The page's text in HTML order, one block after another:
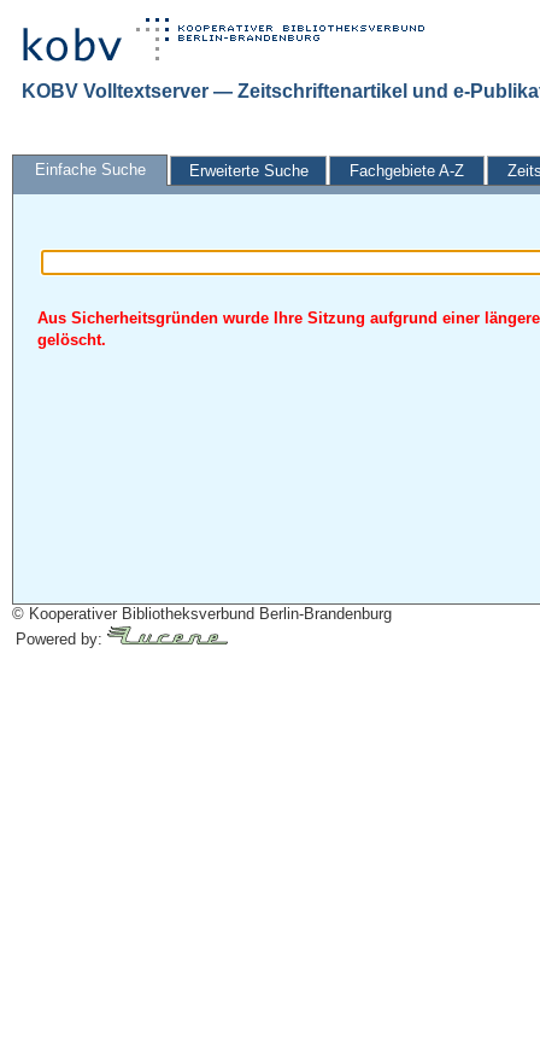
KOBV Volltextserver — Zeitschriftenartikel und e-
Einfache Suche Erweiterte Suche Fachgebiete A-Z
Aus Sicherheitsgründen wurde Ihre Sitzung aufgrund einer
gelöscht.
© Kooperativer Bibliotheksverbund Berlin-Brandenburg
Powered by: